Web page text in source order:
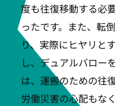
度も往復移動する必
ったです。また、転
り、実際にヒヤリと
し、デュアルバロー
は、運搬のための往
労働災害の心配もな